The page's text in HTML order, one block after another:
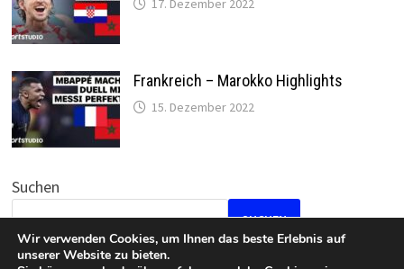
17. Dezember 2022
Frankreich – Marokko Highlights
15. Dezember 2022
Suchen
SUCHEN
Wir verwenden Cookies, um Ihnen das beste Erlebnis auf
unserer Website zu bieten.